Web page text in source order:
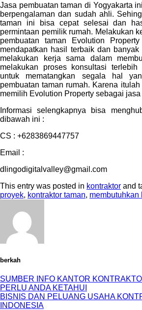
Jasa pembuatan taman di Yogyakarta
berpengalaman dan sudah ahli.
taman ini bisa cepat selesai dan
permintaan pemilik rumah. Melakukan
pembuatan taman Evolution
mendapatkan hasil terbaik dan
melakukan kerja sama dalam
melakukan proses konsultasi
untuk mematangkan segala hal
pembuatan taman rumah. Karena
memilih Evolution Property sebagai jasa
Informasi selengkapnya bisa
dibawah ini :
CS : +6283869447757
Email :
dlingodigitalvalley@gmail.com
This entry was posted in kontraktor and
proyek, kontraktor taman, membutuhkan
berkah
SUMBER INFO KANTOR
PERLU ANDA KETAHUI
BISNIS DAN PELUANG USAHA
INDONESIA